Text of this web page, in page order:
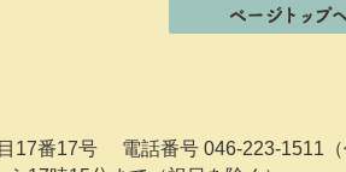
17番17号
電話番号 046-223-1511（